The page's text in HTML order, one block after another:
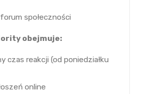
społeczności
obejmuje:
czas reakcji (od poniedziałku
online